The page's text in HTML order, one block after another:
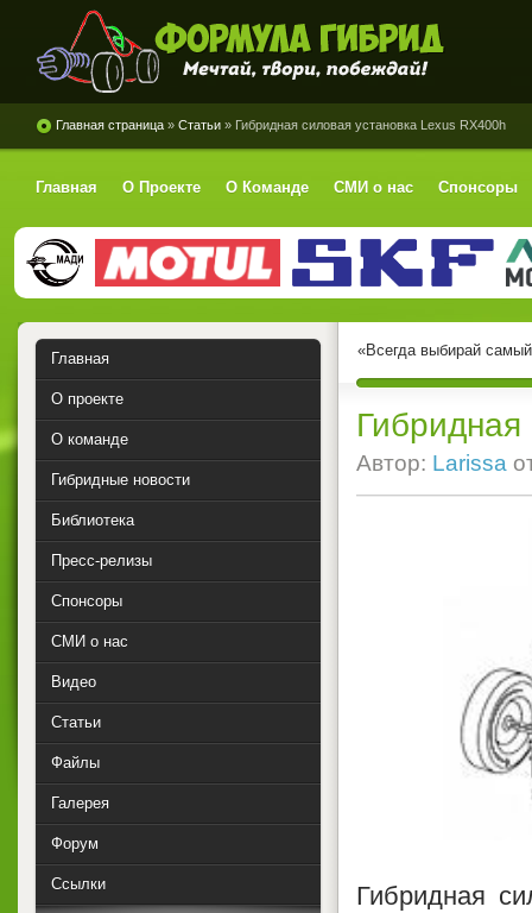
Формула Гибрид
Главная страница » Статьи » Гибридная силовая установка Lexus RХ400h
Главная О Проекте О Команде СМИ о нас Спонсоры
«Всегда выбирай
Автор: Larissa
Гибридная
Главная
О проекте
О команде
Гибридные новости
Библиотека
Пресс-релизы
Спонсоры
СМИ о нас
Видео
Статьи
Файлы
Галерея
Форум
Ссылки